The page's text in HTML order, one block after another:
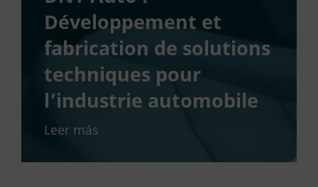
Développement et
fabrication de solutions
techniques pour
l’industrie automobile
Leer más